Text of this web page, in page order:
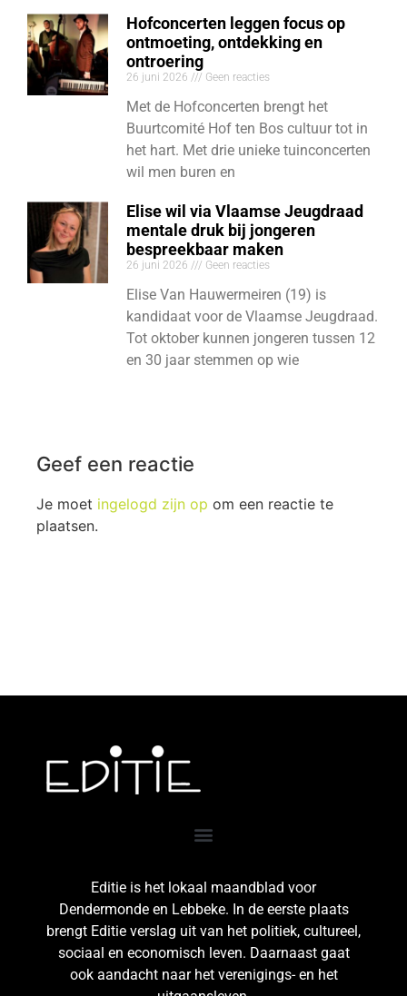
Hofconcerten leggen focus op
ontmoeting, ontdekking en
ontroering
26 juni 2026 Geen reacties
Met de Hofconcerten brengt het
Buurtcomité Hof ten Bos cultuur tot in
het hart. Met drie unieke tuinconcerten
wil men buren en
Elise wil via Vlaamse Jeugdraad
mentale druk bij jongeren
bespreekbaar maken
26 juni 2026 Geen reacties
Elise Van Hauwermeiren (19) is
kandidaat voor de Vlaamse Jeugdraad.
Tot oktober kunnen jongeren tussen 12
en 30 jaar stemmen op wie
Geef een reactie
Je moet ingelogd zijn op om een reactie te
plaatsen.
Editie is het lokaal maandblad voor
Dendermonde en Lebbeke. In de eerste plaats
brengt Editie verslag uit van het politiek, cultureel,
sociaal en economisch leven. Daarnaast gaat
ook aandacht naar het verenigings- en het